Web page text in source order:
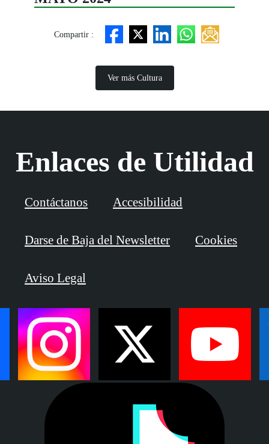
Compartir :
Ver más Cultura
Enlaces de Utilidad
Contáctanos Accesibilidad
Darse de Baja del Newsletter Cookies
Aviso Legal